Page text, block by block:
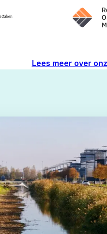
Lees meer over